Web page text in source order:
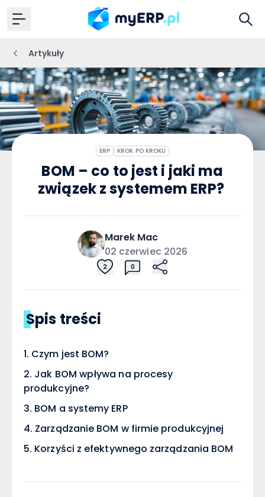
Artykuły
ERP KROK PO KROKU
BOM – co to jest i jaki ma
związek z systemem ERP?
Marek Mac
02 czerwiec 2026
2 0
Spis treści
Czym jest BOM?
Jak BOM wpływa na procesy
produkcyjne?
BOM a systemy ERP
Zarządzanie BOM w firmie produkcyjnej
Korzyści z efektywnego zarządzania BOM